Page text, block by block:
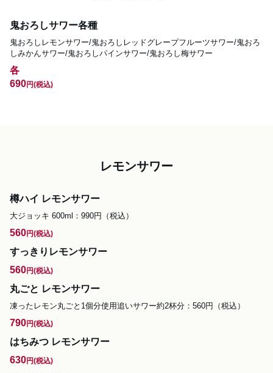
鬼おろしサワー各種
鬼おろしレモンサワー/鬼おろしレッドグレープフルーツサワー/鬼おろ
しみかんサワー/鬼おろしパインサワー/鬼おろし梅サワー
各
690円(税込)
レモンサワー
樽ハイ レモンサワー
大ジョッキ 600ml：990円（税込）
560円(税込)
すっきりレモンサワー
560円(税込)
丸ごと レモンサワー
凍ったレモン丸ごと1個分使用追いサワー約2杯分：560円（税込）
790円(税込)
はちみつ レモンサワー
630円(税込)